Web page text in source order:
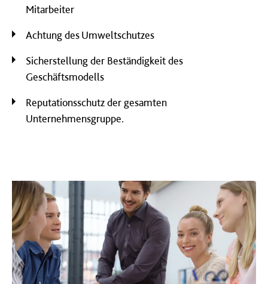
Mitarbeiter
Achtung des Umweltschutzes
Sicherstellung der Beständigkeit des
Geschäftsmodells
Reputationsschutz der gesamten
Unternehmensgruppe.